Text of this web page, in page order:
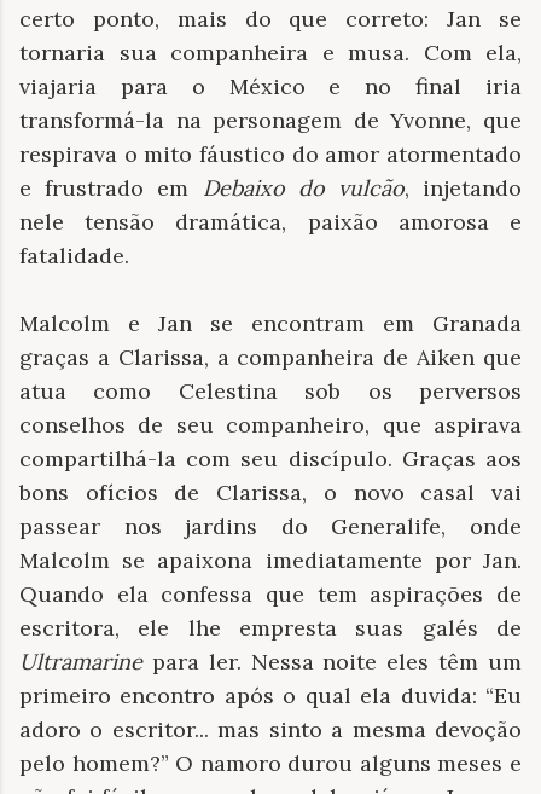
certo ponto, mais do que correto: Jan se
tornaria sua companheira e musa. Com ela,
viajaria para o México e no final iria
transformá-la na personagem de Yvonne, que
respirava o mito fáustico do amor atormentado
e frustrado em Debaixo do vulcão, injetando
nele tensão dramática, paixão amorosa e
fatalidade.
Malcolm e Jan se encontram em Granada
graças a Clarissa, a companheira de Aiken que
atua como Celestina sob os perversos
conselhos de seu companheiro, que aspirava
compartilhá-la com seu discípulo. Graças aos
bons ofícios de Clarissa, o novo casal vai
passear nos jardins do Generalife, onde
Malcolm se apaixona imediatamente por Jan.
Quando ela confessa que tem aspirações de
escritora, ele lhe empresta suas galés de
Ultramarinepara ler. Nessa noite eles têm um
primeiro encontro após o qual ela duvida: “Eu
adoro o escritor... mas sinto a mesma devoção
pelo homem?” O namoro durou alguns meses e